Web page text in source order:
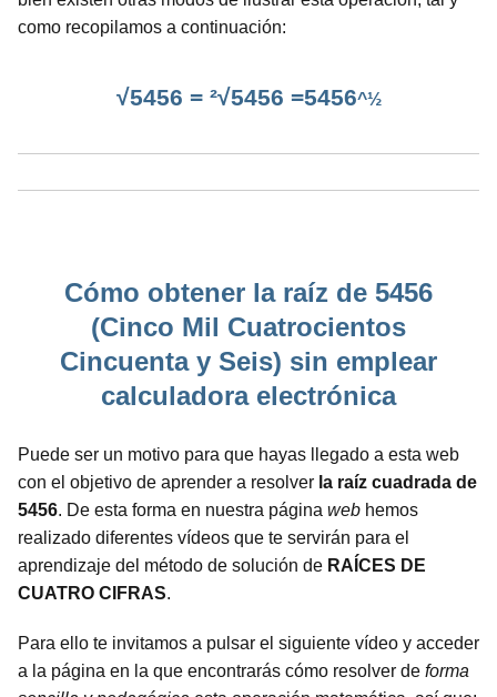
como recopilamos a continuación:
√5456 = ²√5456 =5456^½
Cómo obtener la raíz de 5456
(Cinco Mil Cuatrocientos
Cincuenta y Seis) sin emplear
calculadora electrónica
Puede ser un motivo para que hayas llegado a esta web
con el objetivo de aprender a resolver la raíz cuadrada de
5456. De esta forma en nuestra página web hemos
realizado diferentes vídeos que te servirán para el
aprendizaje del método de solución de RAÍCES DE
CUATRO CIFRAS.
Para ello te invitamos a pulsar el siguiente vídeo y acceder
a la página en la que encontrarás cómo resolver de forma